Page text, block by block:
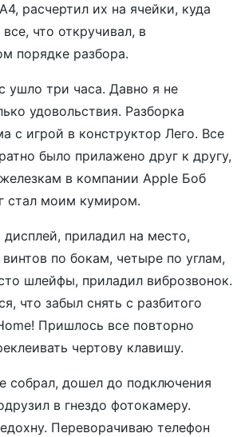
расчертил их на ячейки, куда
что откручивал, в
порядке разбора.
ушло три часа. Давно я не
удовольствия. Разборка
с игрой в конструктор Лего. Все
было прилажено друг к другу,
в компании Apple Боб
стал моим кумиром.
приладил на место,
по бокам, четыре по углам,
шлейфы, приладил виброзвонок.
что забыл снять с разбитого
Пришлось все повторно
чертову клавишу.
собрал, дошел до подключения
в гнездо фотокамеру.
Переворачиваю телефон